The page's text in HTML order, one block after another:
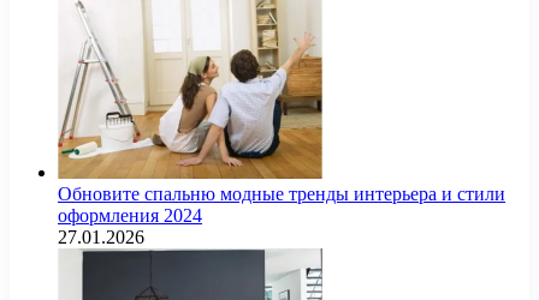
Обновите спальню модные тренды интерьера и стили
оформления 2024
27.01.2026